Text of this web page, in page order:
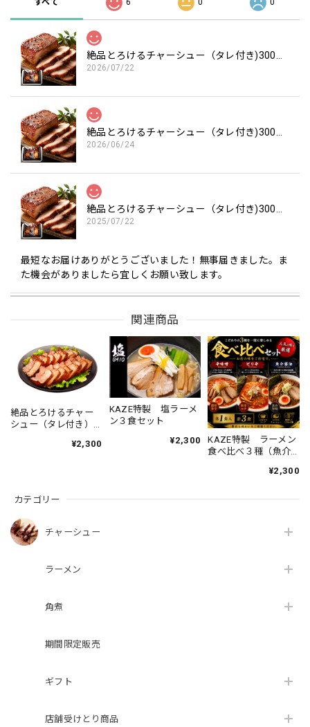
カテゴリー
チャーシュー
ラーメン
角煮
期間限定販売
ギフト
店舗受けとり商品
すべて 6 0 0
絶品とろけるチャーシュー（タレ付き)300ｇ×２個
2026/07/22
絶品とろけるチャーシュー（タレ付き)300ｇ×２個
2026/06/24
絶品とろけるチャーシュー（タレ付き)300ｇ×２個
2025/07/22
最短なお届けありがとうございました！無事届きました。ま
た機会がありましたら宜しくお願い致します。
2024/06/25
絶品とろけるチャーシュー（タレ付き)300ｇ×２個
2022/07/14
ことあるごとに利用しているが対応は良い。
関連商品
絶品とろけるチャー
シュー（タレ付き）1
¥2,300
KAZE特製 塩ラーメ
ン３食セット
¥2,300
KAZE特製 ラーメン
食べ比べ３種（魚介
辛豚骨）3食セット
¥2,300